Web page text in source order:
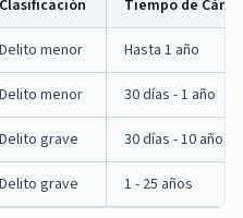
Clasificación Tiempo de
Delito menor Hasta 1 año
Delito menor 30 días - 1 año
Delito grave 30 días - 10 años
Delito grave 1 - 25 años